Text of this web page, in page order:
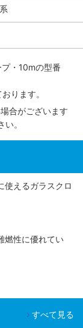
・10mの型番
ります。
合がございます
。
使えるガラスクロ
燃性に優れてい
すべて見る